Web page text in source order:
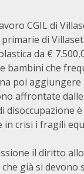
CGIL di
di
da €
bambini che
poi
affrontate
disoccupazione
crisi i fragili
il diritto
già si